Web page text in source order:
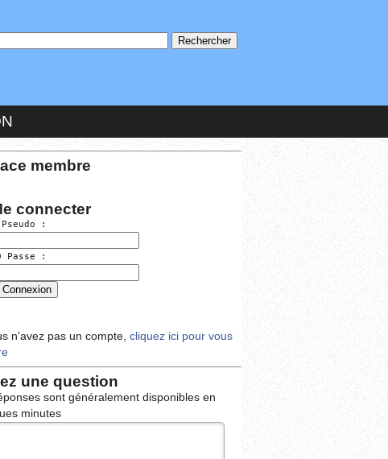
membre
connecter
:
Passe :
n'avez pas un compte, cliquez ici pour vous
une question
sont généralement disponibles en
minutes